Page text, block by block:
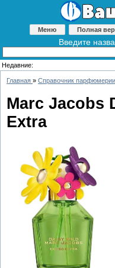
Меню Полная
Введите
Недавние:
Главная » Справочник парфюмерии
Marc Jacobs
Extra